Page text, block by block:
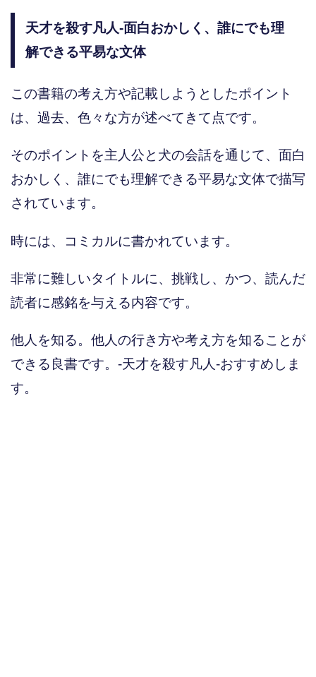
天才を殺す凡人-面白おかしく、誰にでも理
解できる平易な文体
この書籍の考え方や記載しようとしたポイント
は、過去、色々な方が述べてきて点です。
そのポイントを主人公と犬の会話を通じて、面白
おかしく、誰にでも理解できる平易な文体で描写
されています。
時には、コミカルに書かれています。
非常に難しいタイトルに、挑戦し、かつ、読んだ
読者に感銘を与える内容です。
他人を知る。他人の行き方や考え方を知ることが
できる良書です。-天才を殺す凡人-おすすめしま
す。